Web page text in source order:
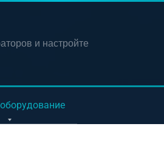
и настройте